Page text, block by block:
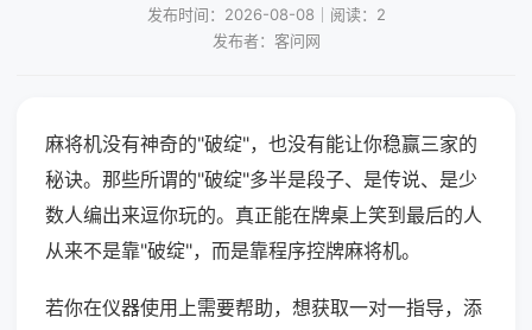
发布时间：2026-08-08｜阅读：2
发布者：客问网
麻将机没有神奇的"破绽"，也没有能让你稳赢三家的
秘诀。那些所谓的"破绽"多半是段子、是传说、是少
数人编出来逗你玩的。真正能在牌桌上笑到最后的人
从来不是靠"破绽"，而是靠程序控牌麻将机。
若你在仪器使用上需要帮助，想获取一对一指导，添